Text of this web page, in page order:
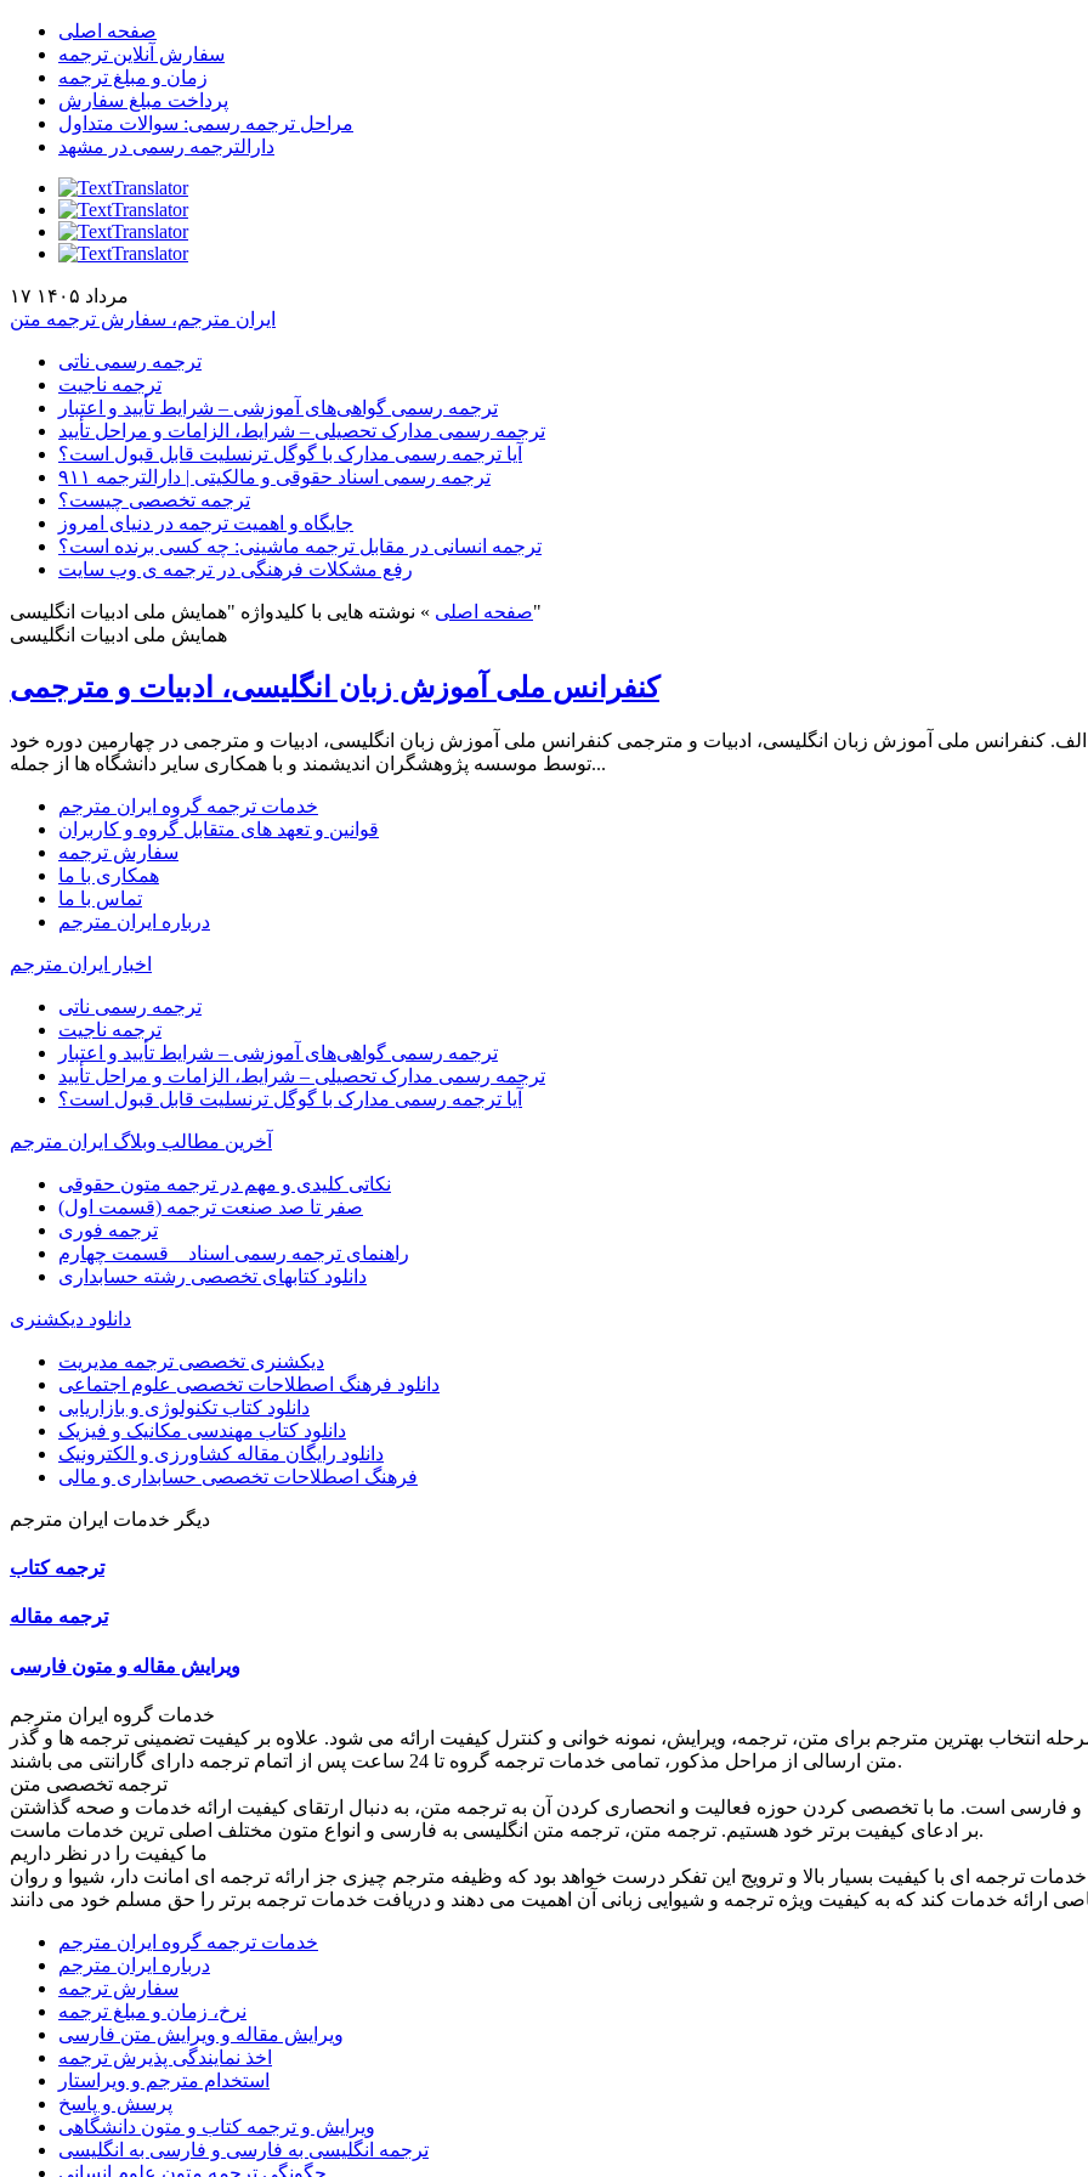
صفحه اصلی
سفارش آنلاین ترجمه
زمان و مبلغ ترجمه
پرداخت مبلغ سفارش
مراحل ترجمه رسمی: سوالات متداول
دارالترجمه رسمی در مشهد
۱۷ مرداد ۱۴۰۵
ایران مترجم، سفارش ترجمه متن
ترجمه رسمی ناتی
ترجمه ناجیت
ترجمه رسمی گواهی‌های آموزشی – شرایط تأیید و اعتبار
ترجمه رسمی مدارک تحصیلی – شرایط، الزامات و مراحل تأیید
آیا ترجمه رسمی مدارک با گوگل ترنسلیت قابل قبول است؟
ترجمه رسمی اسناد حقوقی و مالکیتی | دارالترجمه ۹۱۱
ترجمه تخصصی چیست؟
جایگاه و اهمیت ترجمه در دنیای امروز
ترجمه انسانی در مقابل ترجمه ماشینی: چه کسی برنده است؟
رفع مشکلات فرهنگی در ترجمه ی وب سایت
صفحه اصلی »
نوشته هایی با کلیدواژه "همایش ملی ادبیات انگلیسی"
همایش ملی ادبیات انگلیسی
کنفرانس ملی آموزش زبان انگلیسی، ادبیات و مترجمی
ملی آموزش زبان انگلیسی، ادبیات و مترجمی 2018 الف. کنفرانس ملی آموزش زبان انگلیسی، ادبیات و مترجمی کنفرانس ملی آموزش زبان انگلیسی، ادبیات و مترجمی در چهارمین دوره خود
توسط موسسه پژوهشگران اندیشمند و با همکاری سایر دانشگاه ها از جمله...
خدمات ترجمه گروه ایران مترجم
قوانین و تعهد های متقابل گروه و کاربران
سفارش ترجمه
همکاری با ما
تماس با ما
درباره ایران مترجم
اخبار ایران مترجم
ترجمه رسمی ناتی
ترجمه ناجیت
ترجمه رسمی گواهی‌های آموزشی – شرایط تأیید و اعتبار
ترجمه رسمی مدارک تحصیلی – شرایط، الزامات و مراحل تأیید
آیا ترجمه رسمی مدارک با گوگل ترنسلیت قابل قبول است؟
آخرین مطالب وبلاگ ایران مترجم
نکاتی کلیدی و مهم در ترجمه متون حقوقی
صفر تا صد صنعت ترجمه (قسمت اول)
ترجمه فوری
راهنمای ترجمه رسمی اسناد _ قسمت چهارم
دانلود کتابهای تخصصی رشته حسابداری
دانلود دیکشنری
دیکشنری تخصصی ترجمه مدیریت
دانلود فرهنگ اصطلاحات تخصصی علوم اجتماعی
دانلود کتاب تکنولوژی و بازاریابی
دانلود کتاب مهندسی مکانیک و فیزیک
دانلود رایگان مقاله کشاورزی و الکترونیک
فرهنگ اصطلاحات تخصصی حسابداری و مالی
دیگر خدمات ایران مترجم
ترجمه کتاب
ترجمه مقاله
ویرایش مقاله و متون فارسی
خدمات گروه ایران مترجم
انتخاب بهترین مترجم برای متن، ترجمه، ویرایش، نمونه خوانی و کنترل کیفیت ارائه می شود. علاوه بر کیفیت تضمینی ترجمه ها و گذر
متن ارسالی از مراحل مذکور، تمامی خدمات ترجمه گروه تا 24 ساعت پس از اتمام ترجمه دارای گارانتی می باشند.
ترجمه تخصصی متن
و فارسی است. ما با تخصصی کردن حوزه فعالیت و انحصاری کردن آن به ترجمه متن، به دنبال ارتقای کیفیت ارائه خدمات و صحه گذاشتن
بر ادعای کیفیت برتر خود هستیم. ترجمه متن، ترجمه متن انگلیسی به فارسی و انواع متون مختلف اصلی ترین خدمات ماست.
ما کیفیت را در نظر داریم
ترجمه ای با کیفیت بسیار بالا و ترویج این تفکر درست خواهد بود که وظیفه مترجم چیزی جز ارائه ترجمه ای امانت دار، شیوا و روان
خدمات ترجمه گروه ایران مترجم
درباره ایران مترجم
سفارش ترجمه
نرخ، زمان و مبلغ ترجمه
ویرایش مقاله و ویرایش متن فارسی
اخذ نمایندگی پذیرش ترجمه
استخدام مترجم و ویراستار
پرسش و پاسخ
ویرایش و ترجمه کتاب و متون دانشگاهی
ترجمه انگلیسی به فارسی و فارسی به انگلیسی
چگونگی ترجمه متون علوم انسانی